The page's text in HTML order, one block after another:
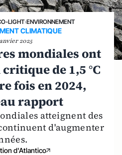
LIGHT›ENVIRONNEMENT
CLIMATIQUE
2025
mondiales ont
de 1,5 °C
fois en 2024,
rapport
atteignent des
d'augmenter
d'Atlantico